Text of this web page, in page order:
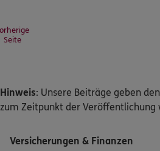
Seite
Hinweis: Unsere Beiträge geben
zum Zeitpunkt der Veröffentlichung
Versicherungen & Finanzen